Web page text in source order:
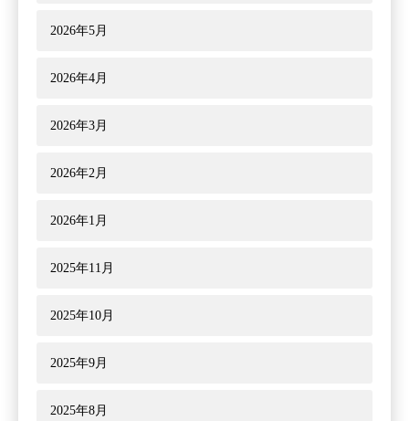
2026年5月
2026年4月
2026年3月
2026年2月
2026年1月
2025年11月
2025年10月
2025年9月
2025年8月